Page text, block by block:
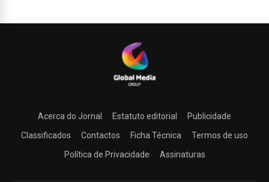
Acerca do Jornal Estatuto editorial
Publicidade
Classificados
Contactos Ficha Técnica
Termos de uso
Política de Privacidade
Assinaturas